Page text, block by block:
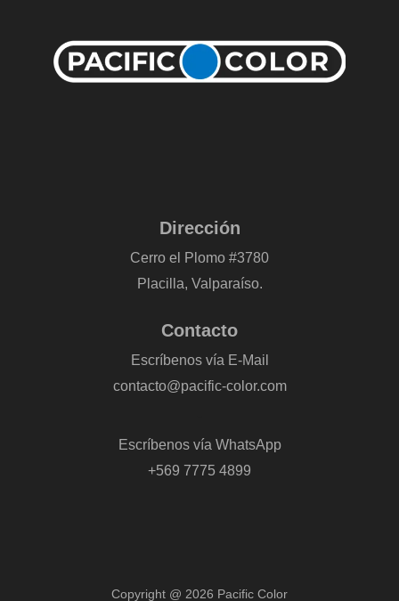
Dirección
Cerro el Plomo #3780
Placilla, Valparaíso.
Contacto
Escríbenos vía E-Mail
contacto@pacific-color.com
Escríbenos vía WhatsApp
+569 7775 4899
Copyright @ 2026 Pacific Color